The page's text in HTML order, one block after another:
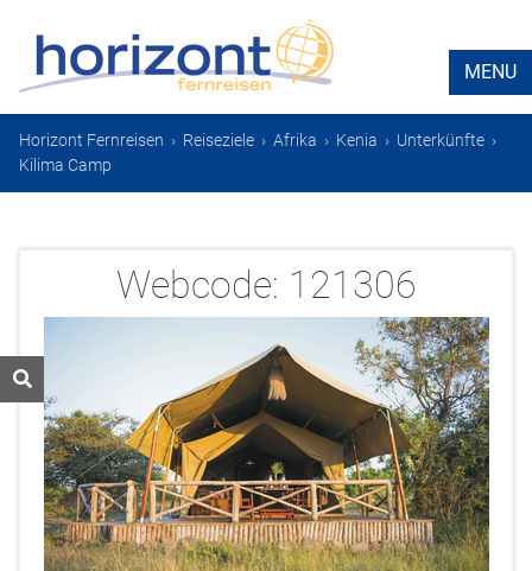
MENU
Horizont Fernreisen › Reiseziele › Afrika › Kenia › Unterkünfte ›
Kilima Camp
Webcode: 121306